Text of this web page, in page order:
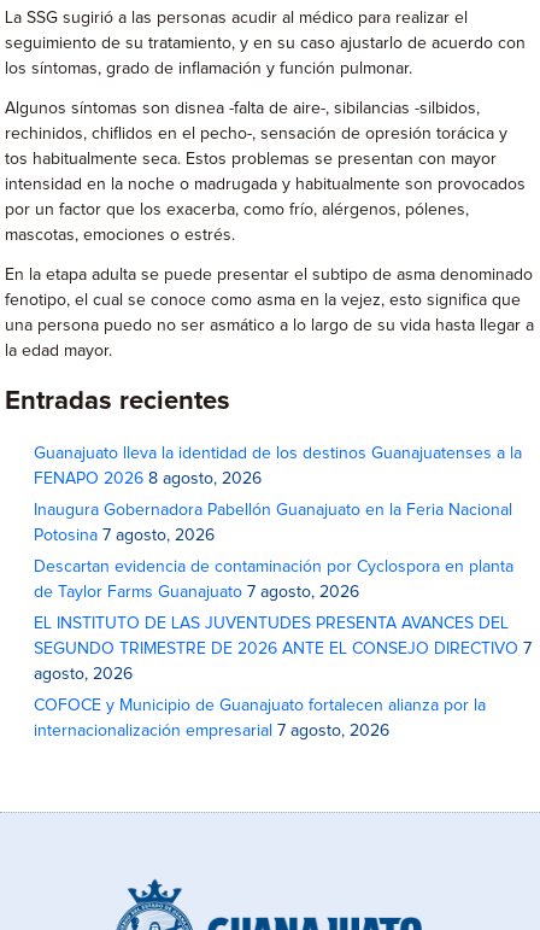
La SSG sugirió a las personas acudir al médico para realizar el
seguimiento de su tratamiento, y en su caso ajustarlo de acuerdo con
los síntomas, grado de inflamación y función pulmonar.
Algunos síntomas son disnea -falta de aire-, sibilancias -silbidos,
rechinidos, chiflidos en el pecho-, sensación de opresión torácica y
tos habitualmente seca. Estos problemas se presentan con mayor
intensidad en la noche o madrugada y habitualmente son provocados
por un factor que los exacerba, como frío, alérgenos, pólenes,
mascotas, emociones o estrés.
En la etapa adulta se puede presentar el subtipo de asma denominado
fenotipo, el cual se conoce como asma en la vejez, esto significa que
una persona puedo no ser asmático a lo largo de su vida hasta llegar a
la edad mayor.
Entradas recientes
Guanajuato lleva la identidad de los destinos Guanajuatenses a la
FENAPO 2026 8 agosto, 2026
Inaugura Gobernadora Pabellón Guanajuato en la Feria Nacional
Potosina 7 agosto, 2026
Descartan evidencia de contaminación por Cyclospora en planta
de Taylor Farms Guanajuato 7 agosto, 2026
EL INSTITUTO DE LAS JUVENTUDES PRESENTA AVANCES DEL
SEGUNDO TRIMESTRE DE 2026 ANTE EL CONSEJO DIRECTIVO 7
agosto, 2026
COFOCE y Municipio de Guanajuato fortalecen alianza por la
internacionalización empresarial 7 agosto, 2026